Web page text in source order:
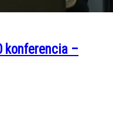
konferencia –